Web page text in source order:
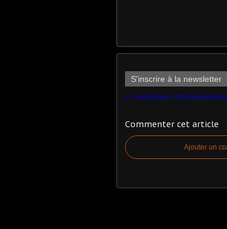
S'inscrire à la newsletter
Commenter cet article
Ajouter un